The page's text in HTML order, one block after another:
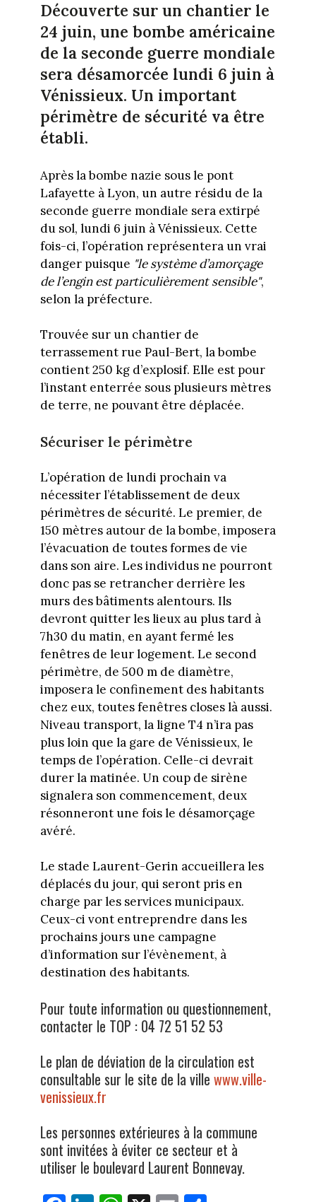
Découverte sur un chantier le
24 juin, une bombe américaine
de la seconde guerre mondiale
sera désamorcée lundi 6 juin à
Vénissieux. Un important
périmètre de sécurité va être
établi.
Après la bombe nazie sous le pont
Lafayette à Lyon, un autre résidu de la
seconde guerre mondiale sera extirpé
du sol, lundi 6 juin à Vénissieux. Cette
fois-ci, l’opération représentera un vrai
danger puisque "le système d’amorçage
de l’engin est particulièrement sensible",
selon la préfecture.
Trouvée sur un chantier de
terrassement rue Paul-Bert, la bombe
contient 250 kg d’explosif. Elle est pour
l’instant enterrée sous plusieurs mètres
de terre, ne pouvant être déplacée.
Sécuriser le périmètre
L’opération de lundi prochain va
nécessiter l’établissement de deux
périmètres de sécurité. Le premier, de
150 mètres autour de la bombe, imposera
l’évacuation de toutes formes de vie
dans son aire. Les individus ne pourront
donc pas se retrancher derrière les
murs des bâtiments alentours. Ils
devront quitter les lieux au plus tard à
7h30 du matin, en ayant fermé les
fenêtres de leur logement. Le second
périmètre, de 500 m de diamètre,
imposera le confinement des habitants
chez eux, toutes fenêtres closes là aussi.
Niveau transport, la ligne T4 n’ira pas
plus loin que la gare de Vénissieux, le
temps de l’opération. Celle-ci devrait
durer la matinée. Un coup de sirène
signalera son commencement, deux
résonneront une fois le désamorçage
avéré.
Le stade Laurent-Gerin accueillera les
déplacés du jour, qui seront pris en
charge par les services municipaux.
Ceux-ci vont entreprendre dans les
prochains jours une campagne
d’information sur l’évènement, à
destination des habitants.
Pour toute information ou questionnement,
contacter le TOP : 04 72 51 52 53
Le plan de déviation de la circulation est
consultable sur le site de la ville www.ville-
venissieux.fr
Les personnes extérieures à la commune
sont invitées à éviter ce secteur et à
utiliser le boulevard Laurent Bonnevay.